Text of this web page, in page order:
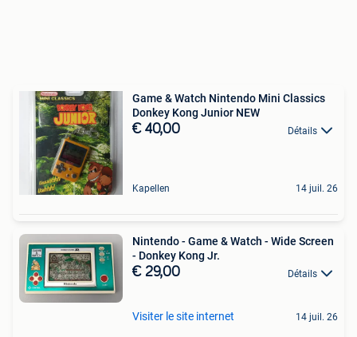
Game & Watch Nintendo Mini Classics
Donkey Kong Junior NEW
€ 40,00 Détails
Kapellen 14 juil. 26
Nintendo - Game & Watch - Wide Screen
- Donkey Kong Jr.
€ 29,00 Détails
Visiter le site internet 14 juil. 26